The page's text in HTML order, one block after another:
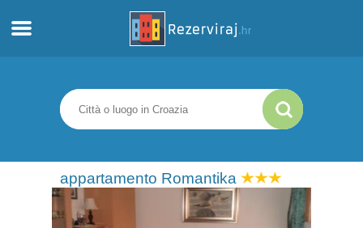
Appartamenti
Informazioni turistiche
Spiagge
appartamento Romantika